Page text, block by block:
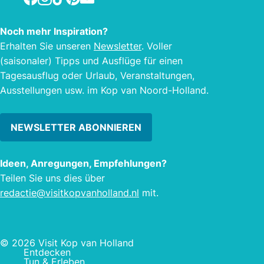
Noch mehr Inspiration?
Erhalten Sie unseren Newsletter. Voller
(saisonaler) Tipps und Ausflüge für einen
Tagesausflug oder Urlaub, Veranstaltungen,
Ausstellungen usw. im Kop van Noord-Holland.
NEWSLETTER ABONNIEREN
Ideen, Anregungen, Empfehlungen?
Teilen Sie uns dies über
redactie@visitkopvanholland.nl mit.
© 2026 Visit Kop van Holland
Entdecken